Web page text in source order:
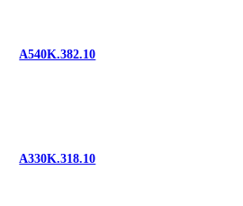
A540K.382.10
A330K.318.10